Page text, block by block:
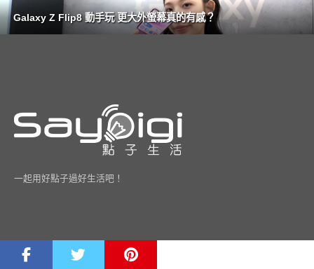
Galaxy Z Flip8 動手玩 更大外螢幕真的有感？
一起用好點子過好生活吧！